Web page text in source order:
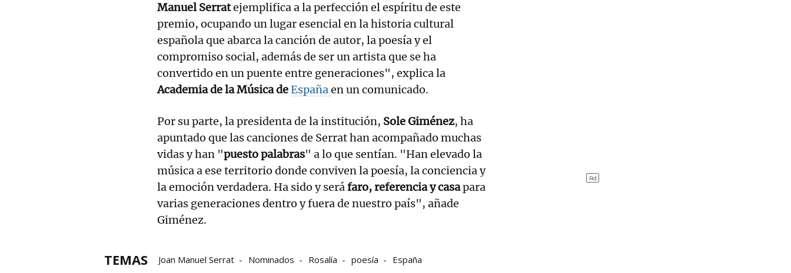
Manuel Serratejemplifica a la perfección el espíritu de este
premio, ocupando un lugar esencial en la historia cultural
española que abarca la canción de autor, la poesía y el
compromiso social, además de ser un artista que se ha
convertido en un puente entre generaciones", explica la
Academia de la Música deEspañaen un comunicado.
Por su parte, la presidenta de la institución, Sole Giménez, ha
apuntado que las canciones de Serrat han acompañado muchas
vidas y han "puesto palabras" a lo que sentían. "Han elevado la
música a ese territorio donde conviven la poesía, la conciencia y
la emoción verdadera. Ha sido y seráfaro, referencia y casapara
varias generaciones dentro y fuera de nuestro país", añade
Giménez.
TEMAS Joan Manuel Serrat Nominados Rosalía poesía España